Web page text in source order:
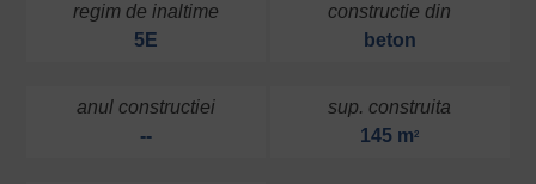
regim de inaltime
5E
constructie din
beton
anul constructiei
--
sup. construita
145 m2